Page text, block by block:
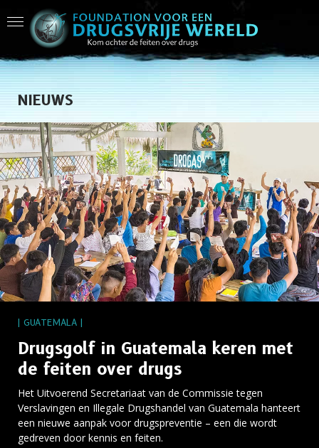
NIEUWS
| GUATEMALA |
Drugsgolf in Guatemala keren met
de feiten over drugs
Het Uitvoerend Secretariaat van de Commissie tegen
Verslavingen en Illegale Drugshandel van Guatemala hanteert
een nieuwe aanpak voor drugspreventie – een die wordt
gedreven door kennis en feiten.